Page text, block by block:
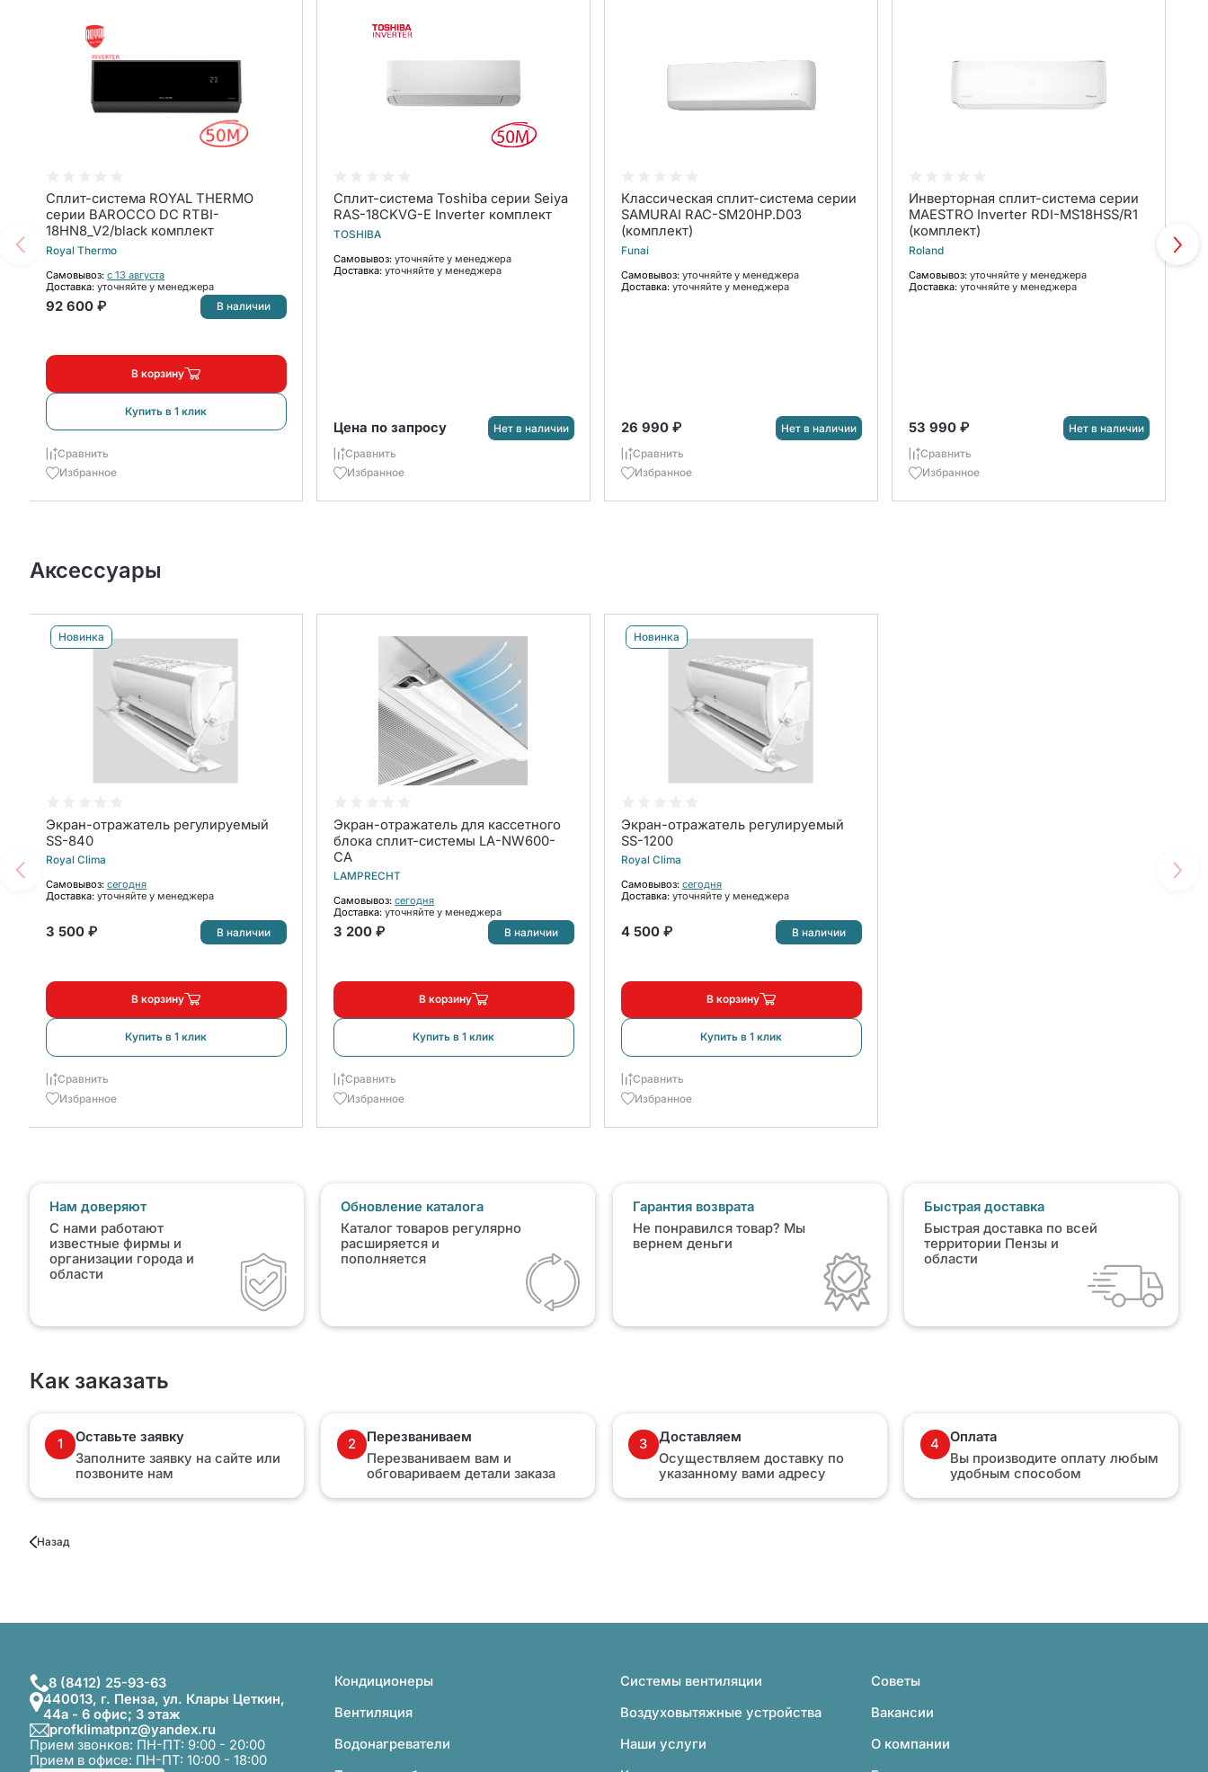
Сплит-система ROYAL THERMO
серии BAROCCO DC RTBI-
18HN8_V2/black комплект
Royal Thermo
Самовывоз: с 13 августа
Доставка: уточняйте у менеджера
92 600 ₽ В наличии
В корзину
Купить в 1 клик
Сравнить
Избранное
Сплит-система Toshiba серии Seiya
RAS-18CKVG-E Inverter комплект
TOSHIBA
Самовывоз: уточняйте у менеджера
Доставка: уточняйте у менеджера
Цена по запросу Нет в наличии
Сравнить
Избранное
Классическая сплит-система серии
SAMURAI RAC-SM20HP.D03
(комплект)
Funai
Самовывоз: уточняйте у менеджера
Доставка: уточняйте у менеджера
26 990 ₽ Нет в наличии
Сравнить
Избранное
Инверторная сплит-система серии
MAESTRO Inverter RDI-MS18HSS/R1
(комплект)
Roland
Самовывоз: уточняйте у менеджера
Доставка: уточняйте у менеджера
53 990 ₽ Нет в наличии
Сравнить
Избранное
Аксессуары
Новинка
Экран-отражатель регулируемый
SS-840
Royal Clima
Самовывоз: сегодня
Доставка: уточняйте у менеджера
3 500 ₽ В наличии
В корзину
Купить в 1 клик
Сравнить
Избранное
Экран-отражатель для кассетного
блока сплит-системы LA-NW600-
CA
LAMPRECHT
Самовывоз: сегодня
Доставка: уточняйте у менеджера
3 200 ₽ В наличии
В корзину
Купить в 1 клик
Сравнить
Избранное
Новинка
Экран-отражатель регулируемый
SS-1200
Royal Clima
Самовывоз: сегодня
Доставка: уточняйте у менеджера
4 500 ₽ В наличии
В корзину
Купить в 1 клик
Сравнить
Избранное
Нам доверяют
С нами работают
известные фирмы и
организации города и
области
Обновление каталога
Каталог товаров регулярно
расширяется и
пополняется
Гарантия возврата
Не понравился товар? Мы
вернем деньги
Быстрая доставка
Быстрая доставка по всей
территории Пензы и
области
Как заказать
1
Оставьте заявку
Заполните заявку на сайте или
позвоните нам
2
Перезваниваем
Перезваниваем вам и
обговариваем детали заказа
3
Доставляем
Осуществляем доставку по
указанному вами адресу
4
Оплата
Вы производите оплату любым
удобным способом
Назад
8 (8412) 25-93-63
440013, г. Пенза, ул. Клары Цеткин,
44а - 6 офис; 3 этаж
profklimatpnz@yandex.ru
Прием звонков: ПН-ПТ: 9:00 - 20:00
Прием в офисе: ПН-ПТ: 10:00 - 18:00
Кондиционеры
Вентиляция
Водонагреватели
Системы вентиляции
Воздуховытяжные устройства
Наши услуги
Советы
Вакансии
О компании